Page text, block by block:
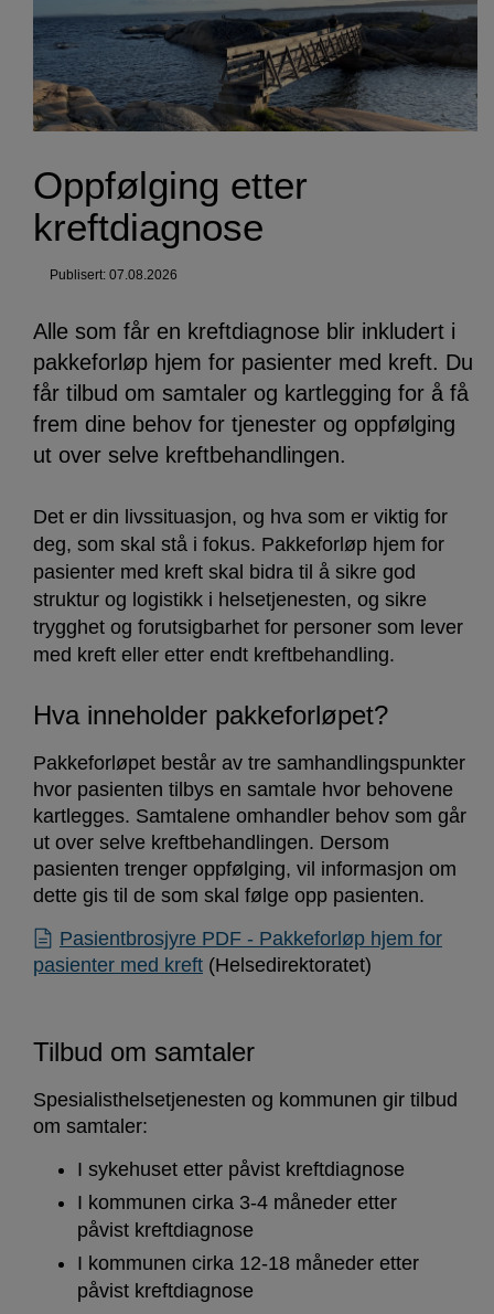
Oppfølging etter
kreftdiagnose
Publisert: 07.08.2026
Alle som får en kreftdiagnose blir inkludert i
pakkeforløp hjem for pasienter med kreft. Du
får tilbud om samtaler og kartlegging for å få
frem dine behov for tjenester og oppfølging
ut over selve kreftbehandlingen.
Det er din livssituasjon, og hva som er viktig for
deg, som skal stå i fokus. Pakkeforløp hjem for
pasienter med kreft skal bidra til å sikre god
struktur og logistikk i helsetjenesten, og sikre
trygghet og forutsigbarhet for personer som lever
med kreft eller etter endt kreftbehandling.
Hva inneholder pakkeforløpet?
Pakkeforløpet består av tre samhandlingspunkter
hvor pasienten tilbys en samtale hvor behovene
kartlegges. Samtalene omhandler behov som går
ut over selve kreftbehandlingen. Dersom
pasienten trenger oppfølging, vil informasjon om
dette gis til de som skal følge opp pasienten.
Pasientbrosjyre PDF - Pakkeforløp hjem for
pasienter med kreft (Helsedirektoratet)
Tilbud om samtaler
Spesialisthelsetjenesten og kommunen gir tilbud
om samtaler:
I sykehuset etter påvist kreftdiagnose
I kommunen cirka 3-4 måneder etter
påvist kreftdiagnose
I kommunen cirka 12-18 måneder etter
påvist kreftdiagnose